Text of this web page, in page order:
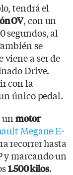
tendrá el
OV, con un
segundos, al
se
viene a ser de
Drive.
con la
único pedal.
unmotor
Megane E-
recorrer hasta
y marcando un
1.500 kilos.